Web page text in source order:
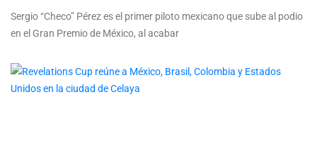
Sergio “Checo” Pérez es el primer piloto mexicano que sube al podio
en el Gran Premio de México, al acabar